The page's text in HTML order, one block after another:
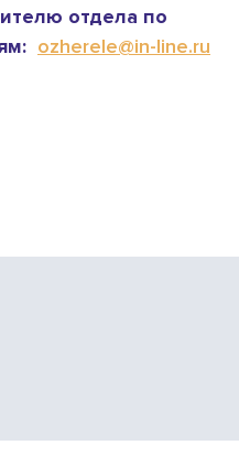
отдела по
ozherele@in-line.ru